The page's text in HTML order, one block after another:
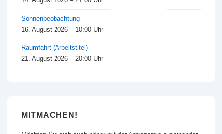
Sonnenbeobachtung
16. August 2026 – 10:00 Uhr
Raumfahrt (Arbeitstitel)
21. August 2026 – 20:00 Uhr
MITMACHEN!